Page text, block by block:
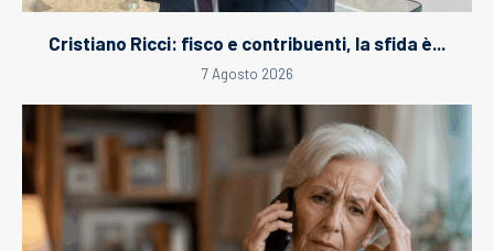
Cristiano Ricci: fisco e contribuenti, la sfida è...
7 Agosto 2026